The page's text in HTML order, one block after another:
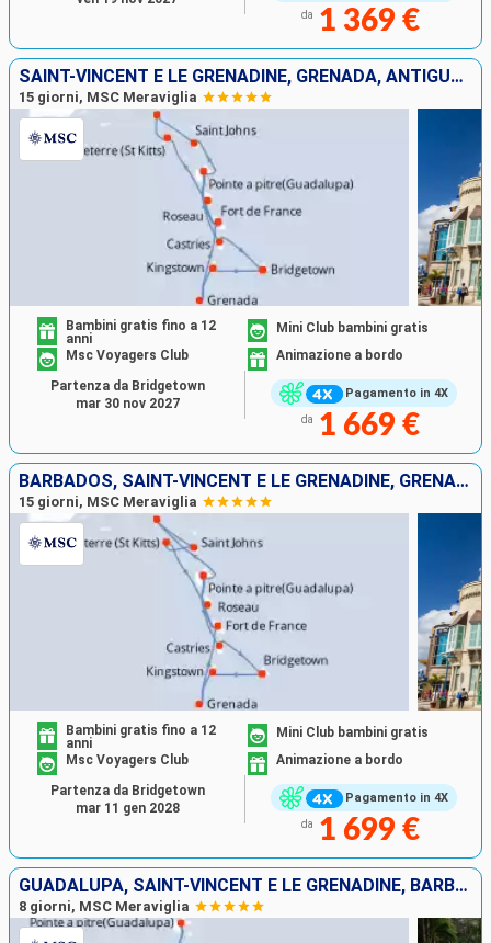
da 1 369 €
SAINT-VINCENT E LE GRENADINE, GRENADA, ANTIGUA E BARBUDA, SAINT MARTIN, SAN CRISTOFORO E NEVIS, DOMINICA, MARTINICA, GUADALUPA, SANTA LUCIA, BARBADOS
15 giorni, MSC Meraviglia
Pagamento in 4X
Bambini gratis fino a 12
anni
Mini Club bambini gratis
Msc Voyagers Club
Animazione a bordo
da 1 669 €
Partenza da Bridgetown
mar 30 nov 2027
BARBADOS, SAINT-VINCENT E LE GRENADINE, GRENADA, GUADALUPA, SAINT MARTIN, ANTIGUA E BARBUDA, SAN CRISTOFORO E NEVIS, DOMINICA, MARTINICA, SANTA LUCIA
15 giorni, MSC Meraviglia
Pagamento in 4X
Bambini gratis fino a 12
anni
Mini Club bambini gratis
Msc Voyagers Club
Animazione a bordo
da 1 699 €
Partenza da Bridgetown
mar 11 gen 2028
GUADALUPA, SAINT-VINCENT E LE GRENADINE, BARBADOS, LA TRINIDAD ETOBAGO, GRENADA, MARTINICA
8 giorni, MSC Meraviglia